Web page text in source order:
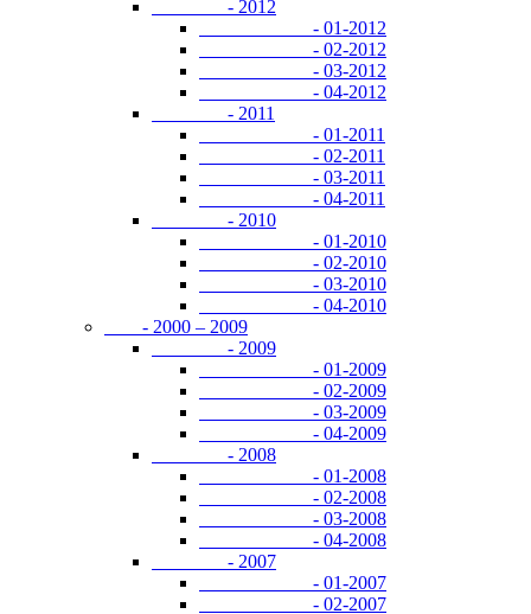
- 2012
- 01-2012
- 02-2012
- 03-2012
- 04-2012
- 2011
- 01-2011
- 02-2011
- 03-2011
- 04-2011
- 2010
- 01-2010
- 02-2010
- 03-2010
- 04-2010
- 2000 – 2009
- 2009
- 01-2009
- 02-2009
- 03-2009
- 04-2009
- 2008
- 01-2008
- 02-2008
- 03-2008
- 04-2008
- 2007
- 01-2007
- 02-2007